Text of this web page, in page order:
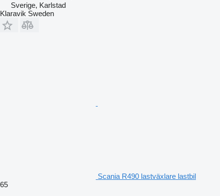
Sverige, Karlstad
Klaravik Sweden
Scania R490 lastväxlare lastbil
65